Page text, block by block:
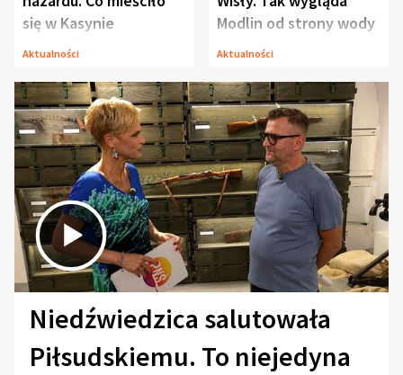
się w Kasynie
Oficerskim?
Aktualności
Modlin od strony wody
Aktualności
Niedźwiedzica salutowała
Piłsudskiemu. To niejedyna